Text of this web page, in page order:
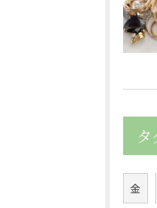
タ
金